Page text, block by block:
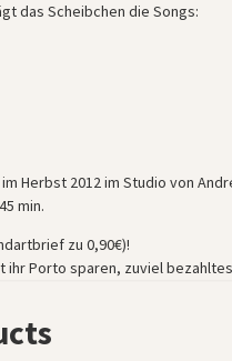
das Scheibchen die Songs:
Herbst 2012 im Studio von
min.
zu 0,90€)!
ihr Porto sparen, zuviel